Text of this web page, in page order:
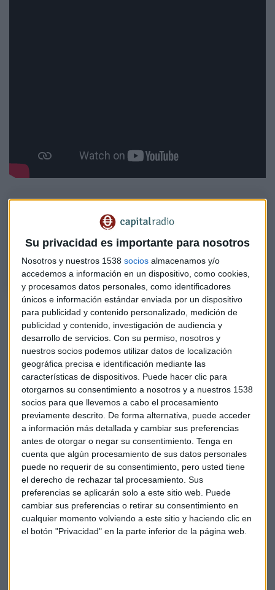
Su privacidad es importante para nosotros
Nosotros y nuestros 1538 socios almacenamos y/o
accedemos a información en un dispositivo, como cookies,
y procesamos datos personales, como identificadores
únicos e información estándar enviada por un dispositivo
para publicidad y contenido personalizado, medición de
publicidad y contenido, investigación de audiencia y
desarrollo de servicios. Con su permiso, nosotros y
nuestros socios podemos utilizar datos de localización
geográfica precisa e identificación mediante las
características de dispositivos. Puede hacer clic para
otorgarnos su consentimiento a nosotros y a nuestros 1538
socios para que llevemos a cabo el procesamiento
previamente descrito. De forma alternativa, puede acceder
a información más detallada y cambiar sus preferencias
antes de otorgar o negar su consentimiento. Tenga en
cuenta que algún procesamiento de sus datos personales
puede no requerir de su consentimiento, pero usted tiene
el derecho de rechazar tal procesamiento. Sus
preferencias se aplicarán solo a este sitio web. Puede
cambiar sus preferencias o retirar su consentimiento en
cualquier momento volviendo a este sitio y haciendo clic en
el botón "Privacidad" en la parte inferior de la página web.
Hablamos con María Cruz-Conde, responsable de medición y gestión del
impacto Global Social Impact Investments sobre el anuncio de la
gestora de una nueva inversión en la compañía de moda PARIS/64
Invertir en bolsos o reindustrializar
una comarca: el caso PARIS/64
Una de sus últimas inversiones es en la firma de Bolsos
PARIS/64oSQRUPS. Ambos negocios cumplen la
cambioque aplica el fondo del Global Social Impact
Investments.
En el caso de la empresa española de bolsos, Cruz-Conde
señala que ejemplifica perfectamente su filosofía de
inversión. "Tenía un equipo gestor y fundador maravilloso
que conocía perfectamente la problemática social que hay
en la comarca del Aranda, en Illueca. Tradicionalmente se
hacía muchísimo calzado, cuandose deslocalizó toda la
producción del calzado a China , toda esta comarca
empezó a perder todo su tejido industrial y las personas